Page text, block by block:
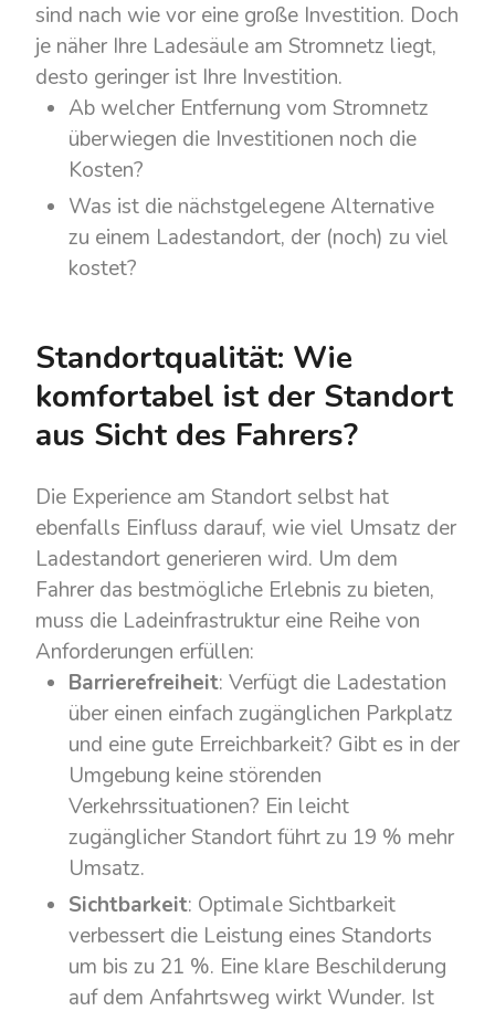
sind nach wie vor eine große Investition. Doch
je näher Ihre Ladesäule am Stromnetz liegt,
desto geringer ist Ihre Investition.
Ab welcher Entfernung vom Stromnetz
überwiegen die Investitionen noch die
Kosten?
Was ist die nächstgelegene Alternative
zu einem Ladestandort, der (noch) zu viel
kostet?
Standortqualität: Wie
komfortabel ist der Standort
aus Sicht des Fahrers?
Die Experience am Standort selbst hat
ebenfalls Einfluss darauf, wie viel Umsatz der
Ladestandort generieren wird. Um dem
Fahrer das bestmögliche Erlebnis zu bieten,
muss die Ladeinfrastruktur eine Reihe von
Anforderungen erfüllen:
Barrierefreiheit: Verfügt die Ladestation
über einen einfach zugänglichen Parkplatz
und eine gute Erreichbarkeit? Gibt es in der
Umgebung keine störenden
Verkehrssituationen? Ein leicht
zugänglicher Standort führt zu 19 % mehr
Umsatz.
Sichtbarkeit: Optimale Sichtbarkeit
verbessert die Leistung eines Standorts
um bis zu 21 %. Eine klare Beschilderung
auf dem Anfahrtsweg wirkt Wunder. Ist